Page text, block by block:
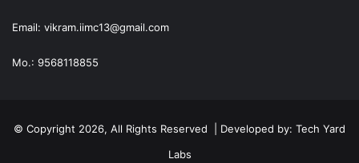
Email: vikram.iimc13@gmail.com
Mo.: 9568118855
© Copyright 2026, All Rights Reserved | Developed by: Tech Yard
Labs